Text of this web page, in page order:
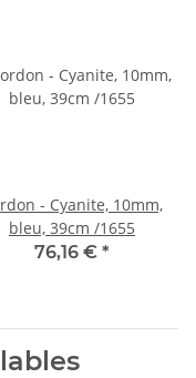
- Cyanite, 10mm,
bleu, 39cm /1655
76,16 € *